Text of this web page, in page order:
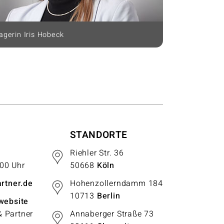
Iris Hobeck
Uhr
Partner
STANDORTE
Riehler Str. 36
50668 Köln
Hohenzollerndamm 184
10713 Berlin
Annaberger Straße 73